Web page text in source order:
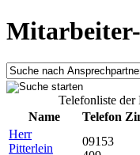
Telefonliste
Name
Telefon
Herr
Pitterlein
09153